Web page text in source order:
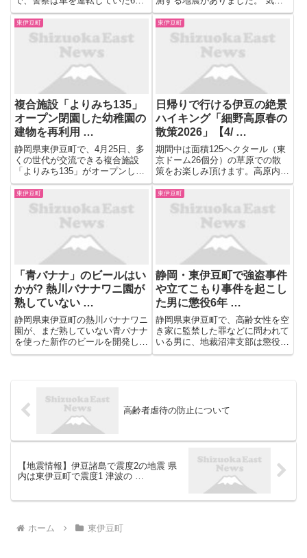
歳の男を逮捕しました。
庁によりますと、震源地は房総半
島南方沖で、震源の深さはおよそ
80km、地震の規模を示すマグニ
チュードは4.2と推定されます。
この地震による津波の...
東伊豆町
複合施設「よりみち135」
オープン閉園した幼稚園の
建物を再利用 …
静岡県東伊豆町で、4月25日、多
くの世代が交流できる複合施設
「よりみち135」がオープンし、
関係者がセレモニーを開きまし
た。 【写真を見る】複合施設
「よりみち135」オープン 閉園し
た幼稚園の建物を再利用 子ども
から高齢者まで地域の交流の場...
東伊豆町
日帰りで行ける伊豆の絶景
ハイキング「細野高原春の
散策2026」【4/ …
期間中は面積125ヘクタール（東
京ドーム26個分）の草原での散
策をお楽しみ頂けます。高原内に
はワラビなどの山菜が自生してお
り、期間中は山菜の持ち帰りが自
由となっています。また不定休で
オープンするカフェでは、地元産
の黒文字を使った「くろもじ茶...
東伊豆町
「青バナナ」のビールはい
かが? 熱川バナナワニ園が
熟していない …
静岡県東伊豆町の熱川バナナワニ
園が、まだ熟していない青バナナ
を使った新作のビールを開発し、
4月から販売を始めました。 【写
開発＝静岡・東伊豆町 ...
東伊豆町
静岡・東伊豆町で強盗事件
や立てこもり事件を起こし
た男に懲役6年 …
静岡県東伊豆町で、高齢女性を空
き家に監禁した罪などに問われて
いる男に、地裁沼津支部は懲役６
年の判決を言い渡しました。 判
し...
高齢者虐待の防止について
【地震情報】伊豆諸島で震度2の地震 県
内は東伊豆町で震度1 津波の …
ホーム 東伊豆町